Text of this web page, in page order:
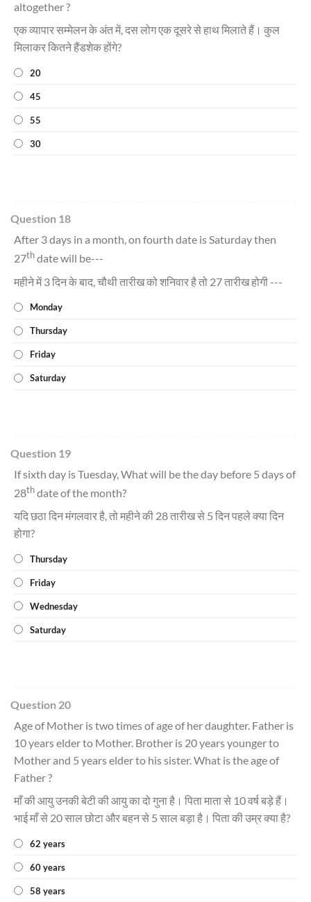
altogether ?
एक व्यापार सम्मेलन के अंत में, दस लोग एक दूसरे से हाथ मिलाते हैं। कुल
मिलाकर कितने हैंडशेक होंगे?
20
45
55
30
Question 18
After 3 days in a month, on fourth date is Saturday then
27thdate will be---
महीने में 3 दिन के बाद, चौथी तारीख को शनिवार है तो 27 तारीख होगी ---
Monday
Thursday
Friday
Saturday
Question 19
If sixth day is Tuesday, What will be the day before 5 days of
28thdate of the month?
यदि छठा दिन मंगलवार है, तो महीने की 28 तारीख से 5 दिन पहले क्या दिन
होगा?
Thursday
Friday
Wednesday
Saturday
Question 20
Age of Mother is two times of age of her daughter. Father is
10 years elder to Mother. Brother is 20 years younger to
Mother and 5 years elder to his sister. What is the age of
Father ?
माँ की आयु उनकी बेटी की आयु का दो गुना है। पिता माता से 10 वर्ष बड़े हैं।
भाई माँ से 20 साल छोटा और बहन से 5 साल बड़ा है। पिता की उम्र क्या है?
62 years
60 years
58 years